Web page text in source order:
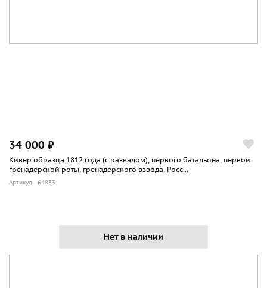
34 000 ₽
Кивер образца 1812 года (с развалом), первого батальона, первой
гренадерской роты, гренадерского взвода, Росс...
Артикул: 64833
Нет в наличии